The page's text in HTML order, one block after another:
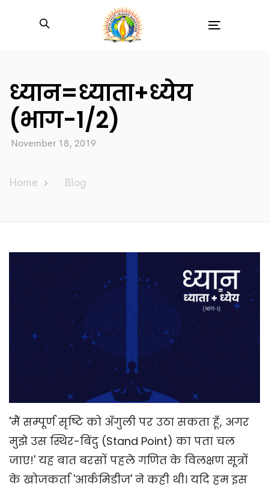
ध्यान=ध्याता+ध्येय
(भाग-1/2)
November 18, 2019
Home Blog
'मैं सम्पूर्ण सृष्टि को अँगुली पर उठा सकता हूँ, अगर
मुझे उस स्थिर-बिंदु (Stand Point) का पता चल
जाए!' यह बात बरसों पहले गणित के विलक्षण सूत्रों
के खोजकर्ता 'आर्कमिडीज' ने कही थी। यदि हम इस